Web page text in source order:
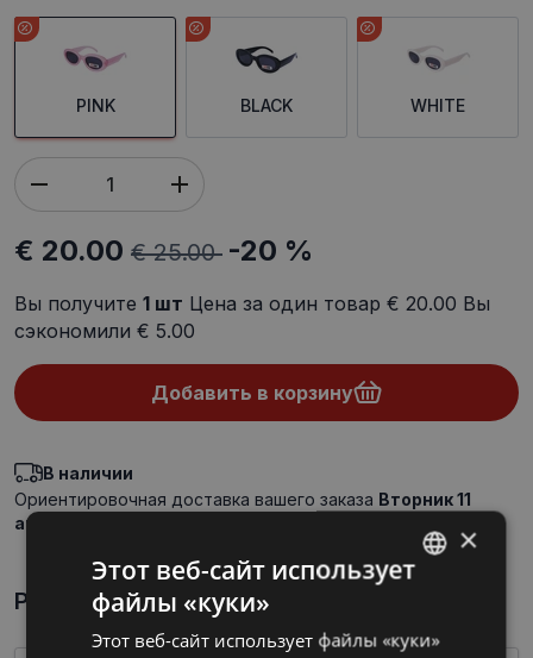
PINK BLACK WHITE
€ 20.00 € 25.00 -20 %
Вы получите 1 шт Цена за один товар € 20.00 Вы
сэкономили € 5.00
Добавить в корзину
В наличии
Ориентировочная доставка вашего заказа Вторник 11
августа 2026 г.
Par preci īsumā
RUSSIAN
×
Этот веб-сайт использует
файлы «куки»
Этот веб-сайт использует файлы «куки»